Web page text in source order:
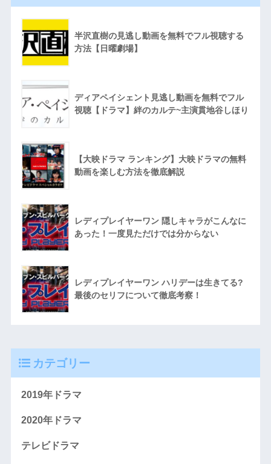
半沢直樹の見逃し動画を無料でフル視聴する
方法【日曜劇場】
ディアペイシェント見逃し動画を無料でフル
視聴【ドラマ】絆のカルテ~主演貫地谷しほり
【大映ドラマ ランキング】大映ドラマの無料
動画を楽しむ方法を徹底解説
レディプレイヤーワン 隠しキャラがこんなに
あった！一度見ただけでは分からない
レディプレイヤーワン ハリデーは生きてる?
最後のセリフについて徹底考察！
カテゴリー
2019年ドラマ
2020年ドラマ
テレビドラマ